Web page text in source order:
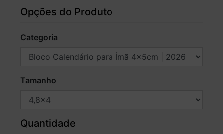
Opções do Produto
Categoria
Tamanho
Quantidade